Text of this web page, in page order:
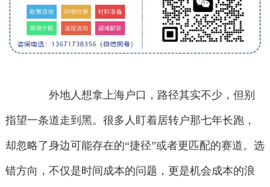
外地人想拿上海户口，路径其实不少，但别
指望一条道走到黑。很多人盯着居转户那七年长跑，
却忽略了身边可能存在的“捷径”或者更匹配的赛道。选
错方向，不仅是时间成本的问题，更是机会成本的浪